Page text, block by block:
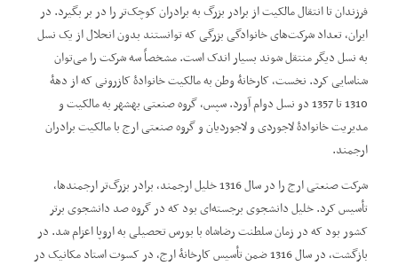
فرزندان تا انتقال مالکیت از برادر بزرگ به برادران کوچک‌تر را در بر بگیرد. در
ایران، تعداد شرکت‌های خانوادگی بزرگی که توانستند بدون انحلال از یک نسل
به نسل دیگر منتقل شوند بسیار اندک است. مشخصاً سه شرکت را می‌توان
شناسایی کرد. نخست، کارخانۀ وطن به مالکیت خانوادۀ کازرونی که از دهۀ
1310 تا 1357 دو نسل دوام آورد. سپس، گروه صنعتی بهشهر به مالکیت و
مدیریت خانوادۀ لاجوردی و لاجوردیان و گروه صنعتی ارج با مالکیت برادران
ارجمند.
شرکت صنعتی ارج را در سال 1316 خلیل ارجمند، برادر بزرگ‌تر ارجمندها،
تأسیس کرد. خلیل دانشجوی برجسته‌ای بود که در گروه صد دانشجوی برتر
کشور بود که در زمان سلطنت رضاشاه با بورس تحصیلی به اروپا اعزام شد. در
بازگشت، در سال 1316 ضمن تأسیس کارخانۀ ارج، در کسوت استاد مکانیک در